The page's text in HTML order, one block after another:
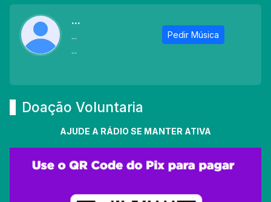
...
...
...
Pedir Música
Doação Voluntaria
AJUDE A RÁDIO SE MANTER ATIVA